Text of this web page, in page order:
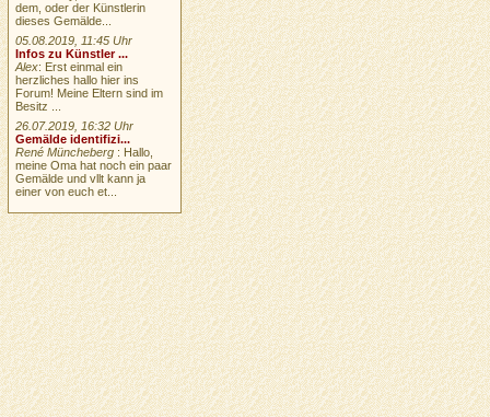
dem, oder der Künstlerin
dieses Gemälde...
05.08.2019, 11:45 Uhr
Infos zu Künstler ...
Alex: Erst einmal ein
herzliches hallo hier ins
Forum! Meine Eltern sind im
Besitz ...
26.07.2019, 16:32 Uhr
Gemälde identifizi...
René Müncheberg : Hallo,
meine Oma hat noch ein paar
Gemälde und vllt kann ja
einer von euch et...